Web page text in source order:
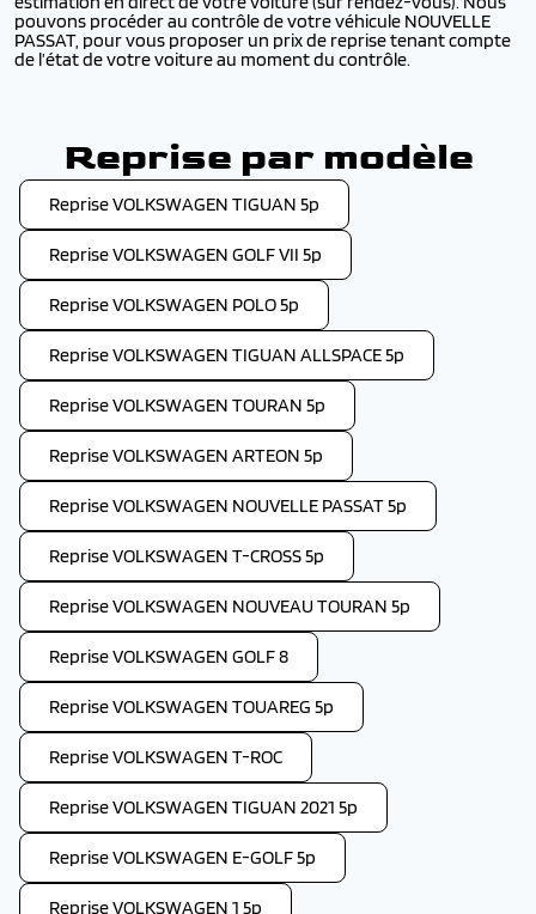
pouvons procéder au contrôle de votre véhicule NOUVELLE
PASSAT, pour vous proposer un prix de reprise tenant compte
de l’état de votre voiture au moment du contrôle.
Reprise par modèle
Reprise VOLKSWAGEN TIGUAN 5p
Reprise VOLKSWAGEN GOLF VII 5p
Reprise VOLKSWAGEN POLO 5p
Reprise VOLKSWAGEN TIGUAN ALLSPACE 5p
Reprise VOLKSWAGEN TOURAN 5p
Reprise VOLKSWAGEN ARTEON 5p
Reprise VOLKSWAGEN NOUVELLE PASSAT 5p
Reprise VOLKSWAGEN T-CROSS 5p
Reprise VOLKSWAGEN NOUVEAU TOURAN 5p
Reprise VOLKSWAGEN GOLF 8
Reprise VOLKSWAGEN TOUAREG 5p
Reprise VOLKSWAGEN T-ROC
Reprise VOLKSWAGEN TIGUAN 2021 5p
Reprise VOLKSWAGEN E-GOLF 5p
Reprise VOLKSWAGEN 1 5p